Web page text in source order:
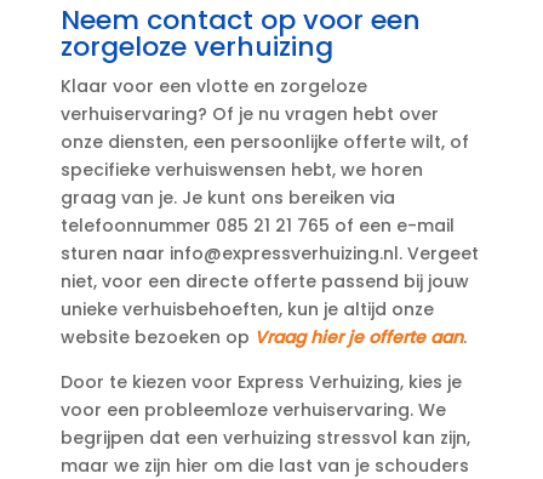
Neem contact op voor een
zorgeloze verhuizing
Klaar voor een vlotte en zorgeloze
verhuiservaring? Of je nu vragen hebt over
onze diensten, een persoonlijke offerte wilt, of
specifieke verhuiswensen hebt, we horen
graag van je.​ Je kunt ons bereiken via
telefoonnummer 085 21 21 765 of een e-mail
sturen naar info@expressverhuizing.​nl.​ Vergeet
niet, voor een directe offerte passend bij jouw
unieke verhuisbehoeften, kun je altijd onze
website bezoeken op Vraag hier je offerte aan.​
Door te kiezen voor Express Verhuizing, kies je
voor een probleemloze verhuiservaring.​ We
begrijpen dat een verhuizing stressvol kan zijn,
maar we zijn hier om die last van je schouders